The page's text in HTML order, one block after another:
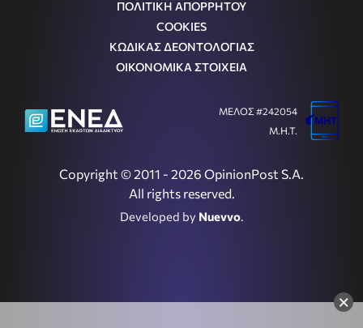
×
ΠΟΛΙΤΙΚΗ ΑΠΟΡΡΗΤΟΥ
COOKIES
ΚΩΔΙΚΑΣ ΔΕΟΝΤΟΛΟΓΙΑΣ
ΟΙΚΟΝΟΜΙΚΑ ΣΤΟΙΧΕΙΑ
Copyright © 2011 - 2026 OpinionPost S.A.
All rights reserved.
Developed by Nuevvo.
ΜΕΛΟΣ #242054
Μ.Η.Τ.